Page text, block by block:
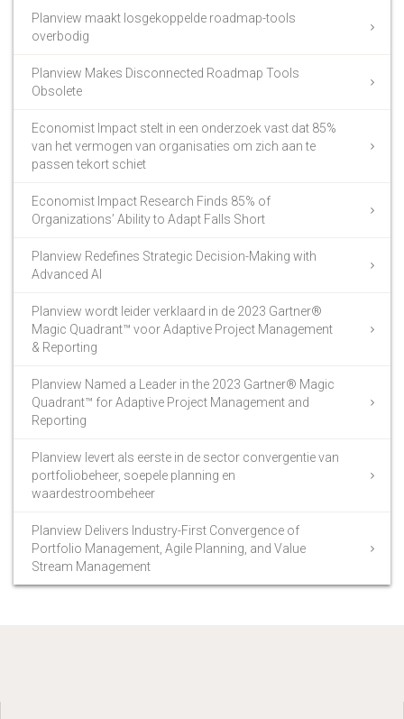
Planview maakt losgekoppelde roadmap-tools
overbodig
Planview Makes Disconnected Roadmap Tools
Obsolete
Economist Impact stelt in een onderzoek vast dat 85%
van het vermogen van organisaties om zich aan te
passen tekort schiet
Economist Impact Research Finds 85% of
Organizations’ Ability to Adapt Falls Short
Planview Redefines Strategic Decision-Making with
Advanced AI
Planview wordt leider verklaard in de 2023 Gartner®
Magic Quadrant™ voor Adaptive Project Management
& Reporting
Planview Named a Leader in the 2023 Gartner® Magic
Quadrant™ for Adaptive Project Management and
Reporting
Planview levert als eerste in de sector convergentie van
portfoliobeheer, soepele planning en
waardestroombeheer
Planview Delivers Industry-First Convergence of
Portfolio Management, Agile Planning, and Value
Stream Management